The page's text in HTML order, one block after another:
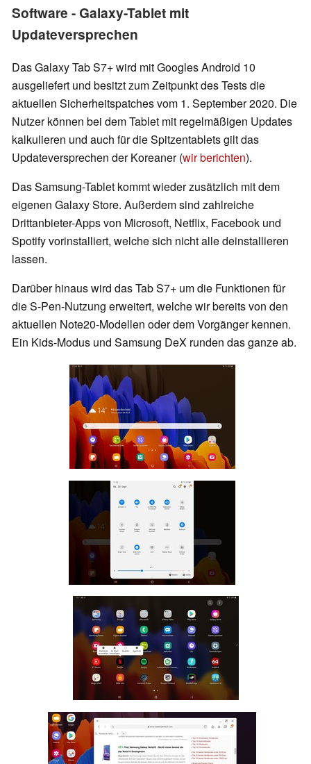
Software - Galaxy-Tablet mit
Updateversprechen
Das Galaxy Tab S7+ wird mit Googles Android 10
ausgeliefert und besitzt zum Zeitpunkt des Tests die
aktuellen Sicherheitspatches vom 1. September 2020. Die
Nutzer können bei dem Tablet mit regelmäßigen Updates
kalkulieren und auch für die Spitzentablets gilt das
Updateversprechen der Koreaner (wir berichten).
Das Samsung-Tablet kommt wieder zusätzlich mit dem
eigenen Galaxy Store. Außerdem sind zahlreiche
Drittanbieter-Apps von Microsoft, Netflix, Facebook und
Spotify vorinstalliert, welche sich nicht alle deinstallieren
lassen.
Darüber hinaus wird das Tab S7+ um die Funktionen für
die S-Pen-Nutzung erweitert, welche wir bereits von den
aktuellen Note20-Modellen oder dem Vorgänger kennen.
Ein Kids-Modus und Samsung DeX runden das ganze ab.